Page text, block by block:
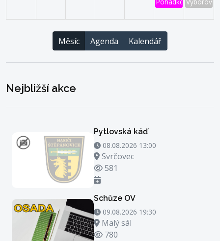
Měsíc Agenda Kalendář
Nejbližší akce
Pytlovská káď
08.08.2026 13:00 - 08.08.2026 14:00
08.08.2026 13:00
Místo konání
Svrčovec
Počet zhlédnutí
581
Schůze OV
09.08.2026 19:30 - 09.08.2026 20:30
09.08.2026 19:30
Místo konání
Malý sál
Počet zhlédnutí
780